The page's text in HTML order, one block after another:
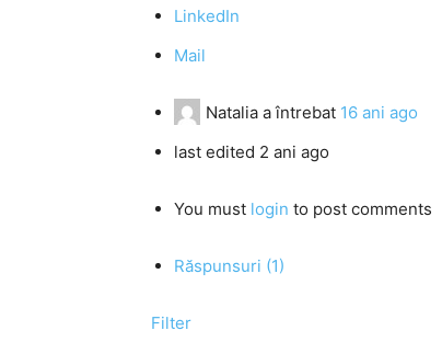
LinkedIn
Mail
Natalia a întrebat 16 ani ago
last edited 2 ani ago
You must login to post comments
Răspunsuri (1)
Filter